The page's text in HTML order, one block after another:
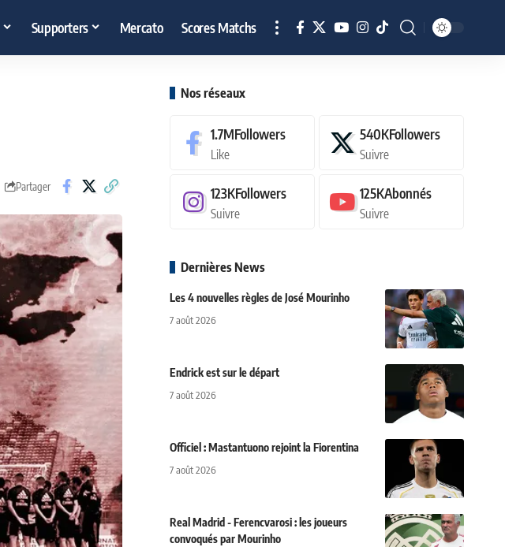
Supporters Mercato Scores Matchs
Partager
Nos réseaux
1.7MFollowers
Like
540KFollowers
Suivre
123KFollowers
Suivre
125KAbonnés
Suivre
Dernières News
Les 4 nouvelles règles de José Mourinho
7 août 2026
Endrick est sur le départ
7 août 2026
Officiel : Mastantuono rejoint la Fiorentina
7 août 2026
Real Madrid - Ferencvarosi : les joueurs
convoqués par Mourinho